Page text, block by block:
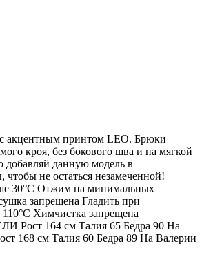
акцентным принтом LEO. Брюки
кроя, без бокового шва и на мягкой
добавляй данную модель в
чтобы не остаться незамеченной!
30°С Отжим на минимальных
запрещена Гладить при
110°С Химчистка запрещена
164 см Талия 65 Бедра 90 На
168 см Талия 60 Бедра 89 На Валерии